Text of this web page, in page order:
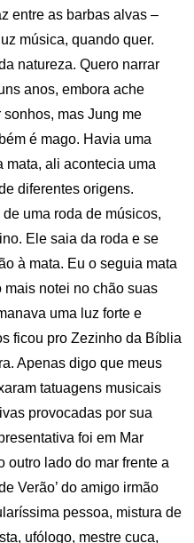
entre as barbas alvas –
música, quando quer.
natureza. Quero narrar
anos, embora ache
mas Jung me
é mago. Havia uma
mata, ali acontecia uma
diferentes origens.
uma roda de músicos,
Ele saia da roda e se
à mata. Eu o seguia mata
mais notei no chão suas
uma luz forte e
ficou pro Zezinho da Bíblia
Apenas digo que meus
tatuagens musicais
provocadas por sua
foi em Mar
outro lado do mar frente a
Verão’ do amigo irmão
pessoa, mistura de
ufólogo, mestre cuca,